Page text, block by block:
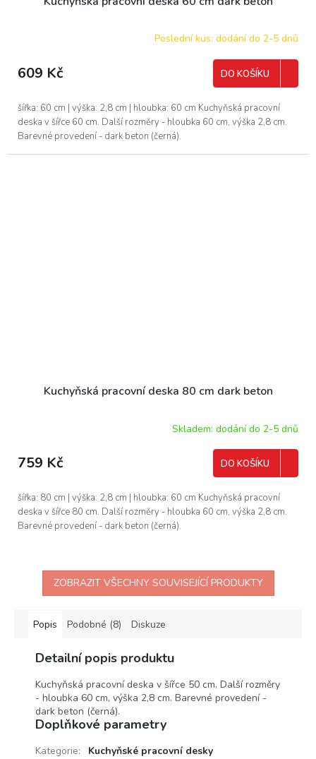
Poslední kus: dodání do 2-5 dnů
609 Kč DO KOŠÍKU
šířka: 60 cm | výška: 2,8 cm | hloubka: 60 cm Kuchyňská pracovní
deska v šířce 60 cm. Další rozměry - hloubka 60 cm, výška 2,8 cm.
Barevné provedení - dark beton (černá).
Kuchyňská pracovní deska 80 cm dark beton
Skladem: dodání do 2-5 dnů
759 Kč DO KOŠÍKU
šířka: 80 cm | výška: 2,8 cm | hloubka: 60 cm Kuchyňská pracovní
deska v šířce 80 cm. Další rozměry - hloubka 60 cm, výška 2,8 cm.
Barevné provedení - dark beton (černá).
ZOBRAZIT VŠECHNY SOUVISEJÍCÍ PRODUKTY
Popis Podobné (8) Diskuze
Detailní popis produktu
Kuchyňská pracovní deska v šířce 50 cm. Další rozměry
- hloubka 60 cm, výška 2,8 cm. Barevné provedení -
dark beton (černá).
Doplňkové parametry
Kategorie:
Kuchyňské pracovní desky